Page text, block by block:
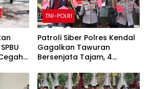
TNI-POLRI
Patroli Siber Polres Kendal
Gagalkan Tawuran
Bersenjata Tajam, 4